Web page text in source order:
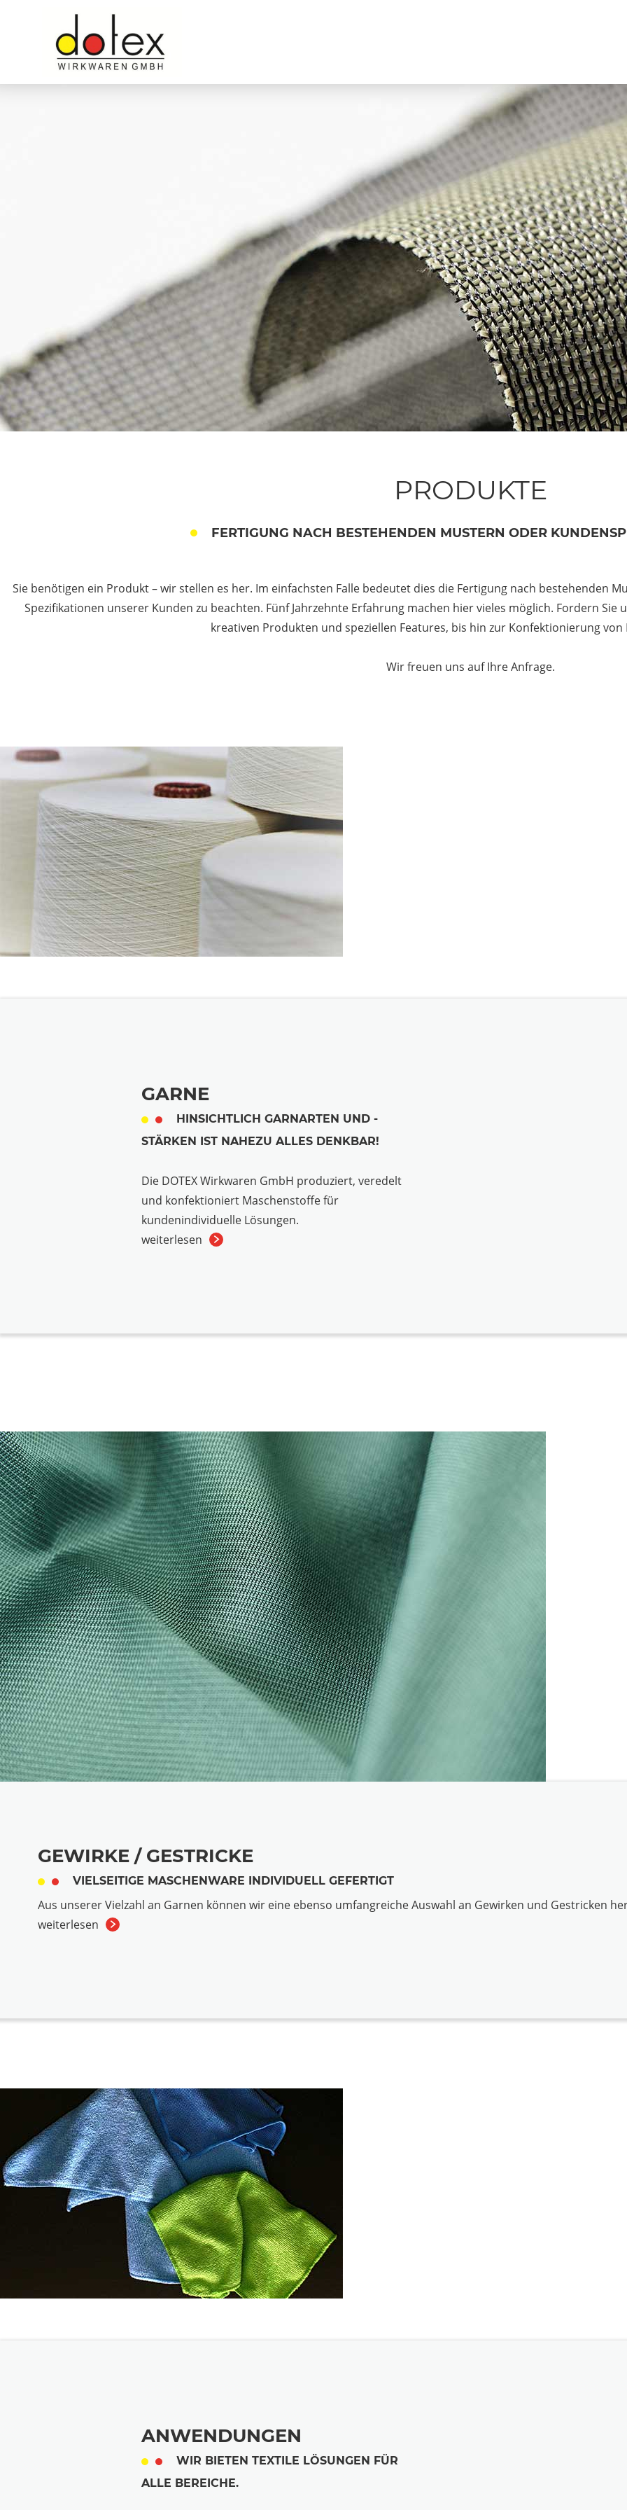
PRODUKTE
FERTIGUNG NACH BESTEHENDEN MUSTERN ODER
Sie benötigen ein Produkt – wir stellen es her. Im einfachsten Falle bedeutet dies die Fertigung nach bestehenden
Spezifikationen unserer Kunden zu beachten. Fünf Jahrzehnte Erfahrung machen hier vieles möglich. Fordern
kreativen Produkten und speziellen Features, bis hin zur Konfektionierung von
Wir freuen uns auf Ihre Anfrage.
GARNE
HINSICHTLICH GARNARTEN UND -
STÄRKEN IST NAHEZU ALLES DENKBAR!
Die DOTEX Wirkwaren GmbH produziert, veredelt
und konfektioniert Maschenstoffe für
kundenindividuelle Lösungen.
weiterlesen
GEWIRKE / GESTRICKE
VIELSEITIGE MASCHENWARE INDIVIDUELL GEFERTIGT
Aus unserer Vielzahl an Garnen können wir eine ebenso umfangreiche Auswahl an Gewirken und Gestricken
weiterlesen
ANWENDUNGEN
WIR BIETEN TEXTILE LÖSUNGEN FÜR
ALLE BEREICHE.